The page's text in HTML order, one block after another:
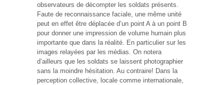
observateurs de décompter les soldats présents.
Faute de reconnaissance faciale, une même unité
peut en effet être déplacée d’un point A à un point B
pour donner une impression de volume humain plus
importante que dans la réalité. En particulier sur les
images relayées par les médias. On notera
d’ailleurs que les soldats se laissent photographier
sans la moindre hésitation. Au contraire! Dans la
perception collective, locale comme internationale,